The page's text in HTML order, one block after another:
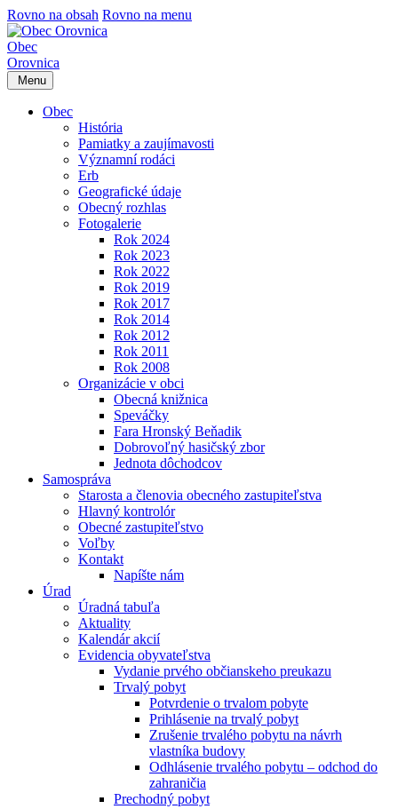
Rovno na obsah Rovno na menu
Obec
Orovnica
Menu
Obec
História
Pamiatky a zaujímavosti
Významní rodáci
Erb
Geografické údaje
Obecný rozhlas
Fotogalerie
Rok 2024
Rok 2023
Rok 2022
Rok 2019
Rok 2017
Rok 2014
Rok 2012
Rok 2011
Rok 2008
Organizácie v obci
Obecná knižnica
Speváčky
Fara Hronský Beňadik
Dobrovoľný hasičský zbor
Jednota dôchodcov
Samospráva
Starosta a členovia obecného zastupiteľstva
Hlavný kontrolór
Obecné zastupiteľstvo
Voľby
Kontakt
Napíšte nám
Úrad
Úradná tabuľa
Aktuality
Kalendár akcií
Evidencia obyvateľstva
Vydanie prvého občianskeho preukazu
Trvalý pobyt
Potvrdenie o trvalom pobyte
Prihlásenie na trvalý pobyt
Zrušenie trvalého pobytu na návrh
vlastníka budovy
Odhlásenie trvalého pobytu – odchod do
zahraničia
Prechodný pobyt